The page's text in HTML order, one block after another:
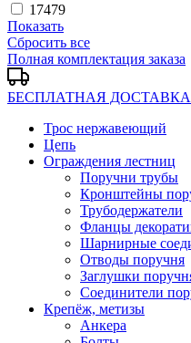
17479
Показать
Сбросить все
Полная комплектация заказа
БЕСПЛАТНАЯ
Трос нержавеющий
Цепь
Ограждения лестниц
Поручни трубы
Кронштейны
Трубодержатели
Фланцы
Шарнирные
Отводы поручня
Заглушки
Соединители
Крепёж, метизы
Анкера